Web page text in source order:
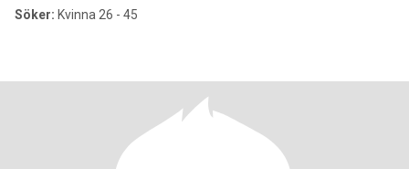
Söker: Kvinna 26 - 45